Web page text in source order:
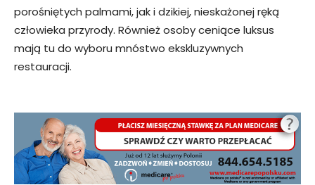
porośniętych palmami, jak i dzikiej, nieskażonej ręką
człowieka przyrody. Również osoby ceniące luksus
mają tu do wyboru mnóstwo ekskluzywnych
restauracji.